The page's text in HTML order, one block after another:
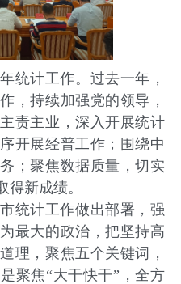
计工作。过去一年，
，持续加强党的领导，
责主业，深入开展统计
开展经普工作；围绕中
；聚焦数据质量，切实
新成绩。
计工作做出部署，强
最大的政治，把坚持高
理，聚焦五个关键词，
聚焦“大干快干”，全方